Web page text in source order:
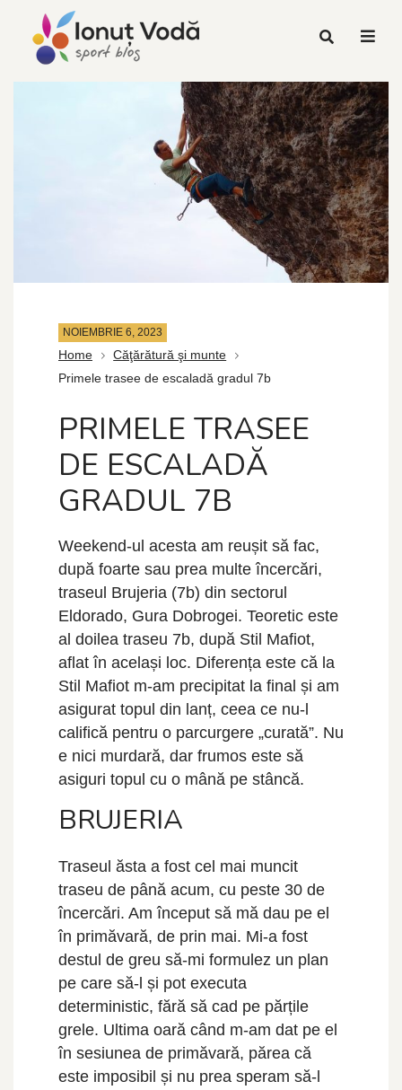
NOIEMBRIE 6, 2023
Home
Căţărătură şi munte
Primele trasee de escaladă gradul 7b
PRIMELE TRASEE
DE ESCALADĂ
GRADUL 7B
Weekend-ul acesta am reușit să fac,
după foarte sau prea multe încercări,
traseul Brujeria (7b) din sectorul
Eldorado, Gura Dobrogei. Teoretic este
al doilea traseu 7b, după Stil Mafiot,
aflat în același loc. Diferența este că la
Stil Mafiot m-am precipitat la final și am
asigurat topul din lanț, ceea ce nu-l
califică pentru o parcurgere „curată”. Nu
e nici murdară, dar frumos este să
asiguri topul cu o mână pe stâncă.
BRUJERIA
Traseul ăsta a fost cel mai muncit
traseu de până acum, cu peste 30 de
încercări. Am început să mă dau pe el
în primăvară, de prin mai. Mi-a fost
destul de greu să-mi formulez un plan
pe care să-l și pot executa
deterministic, fără să cad pe părțile
grele. Ultima oară când m-am dat pe el
în sesiunea de primăvară, părea că
este imposibil și nu prea speram să-l